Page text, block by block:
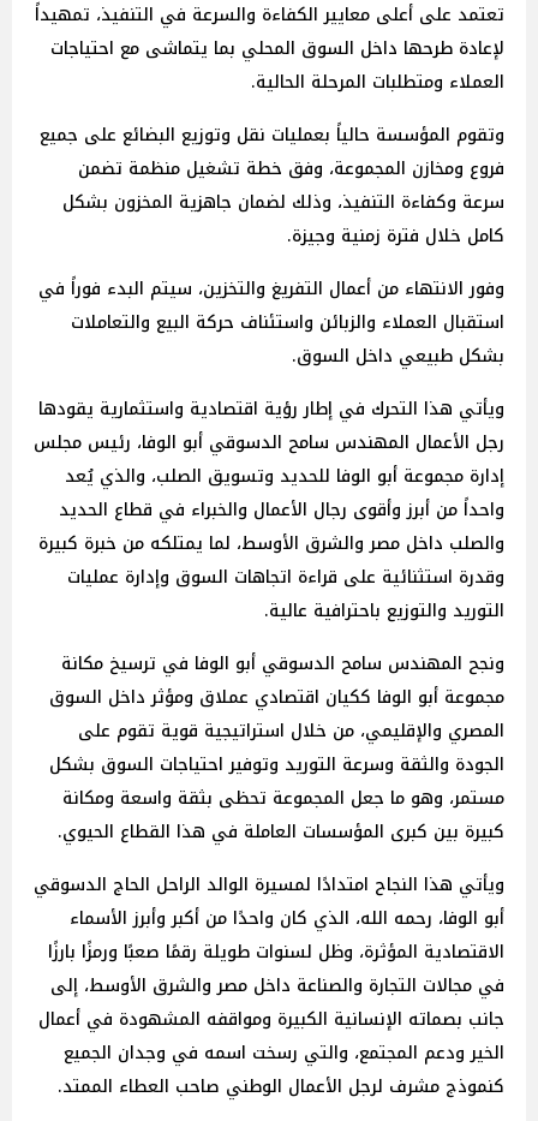
تعتمد على أعلى معايير الكفاءة والسرعة في التنفيذ، تمهيداً
لإعادة طرحها داخل السوق المحلي بما يتماشى مع احتياجات
العملاء ومتطلبات المرحلة الحالية.
وتقوم المؤسسة حالياً بعمليات نقل وتوزيع البضائع على جميع
فروع ومخازن المجموعة، وفق خطة تشغيل منظمة تضمن
سرعة وكفاءة التنفيذ، وذلك لضمان جاهزية المخزون بشكل
كامل خلال فترة زمنية وجيزة.
وفور الانتهاء من أعمال التفريغ والتخزين، سيتم البدء فوراً في
استقبال العملاء والزبائن واستئناف حركة البيع والتعاملات
بشكل طبيعي داخل السوق.
ويأتي هذا التحرك في إطار رؤية اقتصادية واستثمارية يقودها
رجل الأعمال المهندس سامح الدسوقي أبو الوفا، رئيس مجلس
إدارة مجموعة أبو الوفا للحديد وتسويق الصلب، والذي يُعد
واحداً من أبرز وأقوى رجال الأعمال والخبراء في قطاع الحديد
والصلب داخل مصر والشرق الأوسط، لما يمتلكه من خبرة كبيرة
وقدرة استثنائية على قراءة اتجاهات السوق وإدارة عمليات
التوريد والتوزيع باحترافية عالية.
ونجح المهندس سامح الدسوقي أبو الوفا في ترسيخ مكانة
مجموعة أبو الوفا ككيان اقتصادي عملاق ومؤثر داخل السوق
المصري والإقليمي، من خلال استراتيجية قوية تقوم على
الجودة والثقة وسرعة التوريد وتوفير احتياجات السوق بشكل
مستمر، وهو ما جعل المجموعة تحظى بثقة واسعة ومكانة
كبيرة بين كبرى المؤسسات العاملة في هذا القطاع الحيوي.
ويأتي هذا النجاح امتدادًا لمسيرة الوالد الراحل الحاج الدسوقي
أبو الوفا، رحمه الله، الذي كان واحدًا من أكبر وأبرز الأسماء
الاقتصادية المؤثرة، وظل لسنوات طويلة رقمًا صعبًا ورمزًا بارزًا
في مجالات التجارة والصناعة داخل مصر والشرق الأوسط، إلى
جانب بصماته الإنسانية الكبيرة ومواقفه المشهودة في أعمال
الخير ودعم المجتمع، والتي رسخت اسمه في وجدان الجميع
كنموذج مشرف لرجل الأعمال الوطني صاحب العطاء الممتد.